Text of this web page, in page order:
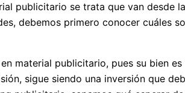
publicitario se trata que van desde
debemos primero conocer cuáles
material publicitario, pues su bien
sigue siendo una inversión que